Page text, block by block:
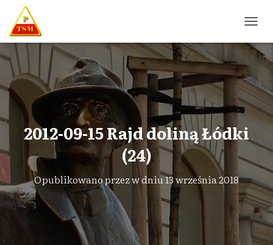
R
Z
Ł
Ą
C
W
G
A
C
J
Ę
2012-09-15 Rajd doliną Łódki
(24)
Opublikowano przezw dniu13 września 2018